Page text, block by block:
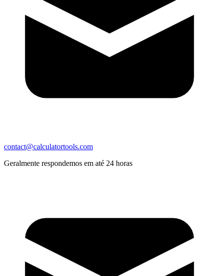
contact@calculatortools.com
Geralmente respondemos em até 24 horas